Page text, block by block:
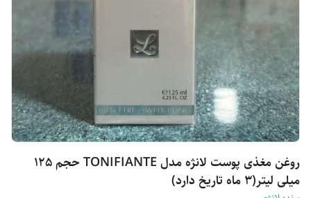
روغن مغذی پوست لانژه مدل TONIFIANTE حجم 125
میلی لیتر(3 ماه تاریخ دارد)